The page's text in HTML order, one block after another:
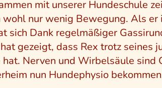
mit unserer Hundeschule
nur wenig Bewegung. Als
sich Dank regelmäßiger
gezeigt, dass Rex trotz seines
Nerven und Wirbelsäule sind
nun Hundephysio